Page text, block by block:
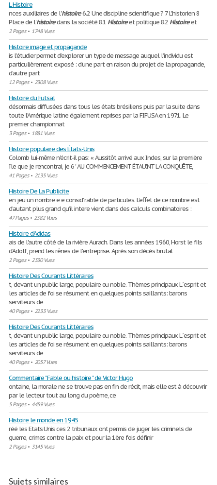
L Histoire
nces auxiliaires de l'histoire6.2 Une discipline scientifique ? 7 L'historien 8
Place de l'histoiredans la société 8.1 Histoireet politique 8.2 Histoireet
2 Pages• 1748 Vues
Histoire image et propagande
is l’étudier permet d’explorer un type de message auquel l’individu est
particulièrement exposé : d’une part en raison du projet de la propagande,
d’autre part
12 Pages• 2308 Vues
Histoire du Futsal
désormais diffusées dans tous les états brésiliens puis par la suite dans
toute l’Amérique latine également reprises par la FIFUSA en 1971. Le
premier championnat
3 Pages• 1881 Vues
Histoire populaire des États-Unis
Colomb lui-même n'écrit-il pas: « Aussitôt arrivé aux Indes, sur la première
île que je rencontrai, je 6 ' AU COMMENCEMENT ÉTAU'.NT LA CONQUÊTE,
41 Pages• 2135 Vues
Histoire De La Publicite
en jeu un nombre e e consid´rable de particules. L’eﬀet de ce nombre est
d’autant plus grand qu’il intere vient dans des calculs combinatoires :
47 Pages• 2382 Vues
Histoire d'Adidas
ais de l'autre côté de la rivière Aurach. Dans les années 1960, Horst le fils
d'Adolf, prend les rênes de l'entreprise. Après son décès brutal
2 Pages• 2330 Vues
Histoire Des Courants Littéraires
t, devant un public large, populaire ou noble. Thèmes principaux L´esprit et
les articles de foi se résument en quelques points saillants: barons
serviteurs de
40 Pages• 2233 Vues
Histoire Des Courants Littéraires
t, devant un public large, populaire ou noble. Thèmes principaux L´esprit et
les articles de foi se résument en quelques points saillants: barons
serviteurs de
40 Pages• 2057 Vues
Commentaire " Fable ou histoire " de Victor Hugo
ontaine, la morale ne se trouve pas en fin de récit, mais elle est à découvrir
par le lecteur tout au long du poème, ce
5 Pages• 4459 Vues
Histoire le monde en 1945
réé les Etats Unis ces 2 tribunaux ont permis de juger les criminels de
guerre, crimes contre la paix et pour la 1ère fois définir
2 Pages• 3145 Vues
Sujets similaires